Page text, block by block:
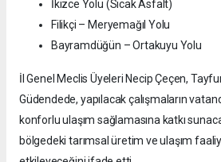
İkizce Yolu (Sıcak Asfalt)
Filikçi – Meryemağıl Yolu
Bayramdüğün – Ortakuyu Yolu
İl Genel Meclis Üyeleri Necip Çeçen,
Güdendede, yapılacak çalışmaların
konforlu ulaşım sağlamasına katkı
bölgedeki tarımsal üretim ve ulaşım